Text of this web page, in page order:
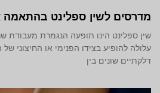
מדרסים לשין ספלינט בהתאמה
שין ספלינט הינו תופעה הנגמרת מעבודת
עלולה להופיע בצידו הפנימי או החיצוני של
דלקתיים שונים בין